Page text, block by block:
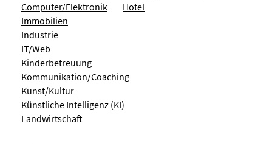
Computer/Elektronik
Hotel
Immobilien
Industrie
IT/Web
Kinderbetreuung
Kommunikation/Coaching
Kunst/Kultur
Künstliche Intelligenz (KI)
Landwirtschaft